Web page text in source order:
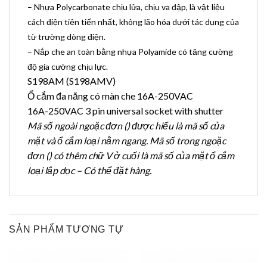
– Nhựa Polycarbonate chịu lửa, chịu va đập, là vật liệu
cách điện tiên tiến nhất, không lão hóa dưới tác dụng của
từ trường dòng điện.
– Nắp che an toàn bằng nhựa Polyamide có tăng cường
độ gia cường chịu lực.
S198AM (S198AMV)
Ổ cắm đa năng có màn che 16A-250VAC
16A-250VAC 3 pin universal socket with shutter
Mã số ngoài ngoặc đơn () được hiểu là mã số của
mặt và ổ cắm loại nằm ngang. Mã số trong ngoặc
đơn () có thêm chữ V ở cuối là mã số của mặt ổ cắm
loại lắp dọc – Có thể đặt hàng.
SẢN PHẨM TƯƠNG TỰ